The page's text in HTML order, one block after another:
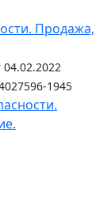
1945